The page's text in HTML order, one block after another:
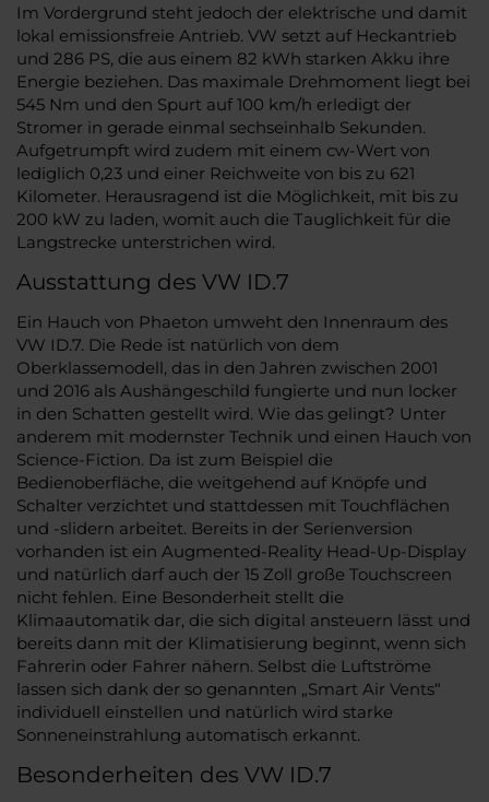
Im Vordergrund steht jedoch der elektrische und damit
lokal emissionsfreie Antrieb. VW setzt auf Heckantrieb
und 286 PS, die aus einem 82 kWh starken Akku ihre
Energie beziehen. Das maximale Drehmoment liegt bei
545 Nm und den Spurt auf 100 km/h erledigt der
Stromer in gerade einmal sechseinhalb Sekunden.
Aufgetrumpft wird zudem mit einem cw-Wert von
lediglich 0,23 und einer Reichweite von bis zu 621
Kilometer. Herausragend ist die Möglichkeit, mit bis zu
200 kW zu laden, womit auch die Tauglichkeit für die
Langstrecke unterstrichen wird.
Ausstattung des VW ID.7
Ein Hauch von Phaeton umweht den Innenraum des
VW ID.7. Die Rede ist natürlich von dem
Oberklassemodell, das in den Jahren zwischen 2001
und 2016 als Aushängeschild fungierte und nun locker
in den Schatten gestellt wird. Wie das gelingt? Unter
anderem mit modernster Technik und einen Hauch von
Science-Fiction. Da ist zum Beispiel die
Bedienoberfläche, die weitgehend auf Knöpfe und
Schalter verzichtet und stattdessen mit Touchflächen
und -slidern arbeitet. Bereits in der Serienversion
vorhanden ist ein Augmented-Reality Head-Up-Display
und natürlich darf auch der 15 Zoll große Touchscreen
nicht fehlen. Eine Besonderheit stellt die
Klimaautomatik dar, die sich digital ansteuern lässt und
bereits dann mit der Klimatisierung beginnt, wenn sich
Fahrerin oder Fahrer nähern. Selbst die Luftströme
lassen sich dank der so genannten „Smart Air Vents“
individuell einstellen und natürlich wird starke
Sonneneinstrahlung automatisch erkannt.
Besonderheiten des VW ID.7